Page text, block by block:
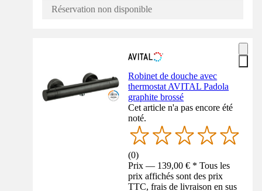
Réservation non disponible
Robinet de douche avec
thermostat AVITAL Padola
graphite brossé
Cet article n'a pas encore été
noté.
(0)
Prix — 139,00 € * Tous les
prix affichés sont des prix
TTC, frais de livraison en sus